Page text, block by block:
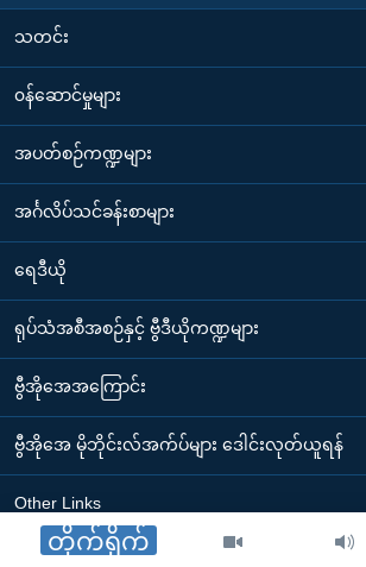
တိုက်ရိုက်
သတင်း
၀န်ဆောင်မှုများ
အပတ်စဉ်ကဏ္ဍများ
အင်္ဂလိပ်သင်ခန်းစာများ
ရေဒီယို
ရုပ်သံအစီအစဉ်နှင့် ဗွီဒီယိုကဏ္ဍများ
ဗွီအိုအေအကြောင်း
ဗွီအိုအေ မိုဘိုင်းလ်အက်ပ်များ ဒေါင်းလုတ်ယူရန်
Other Links